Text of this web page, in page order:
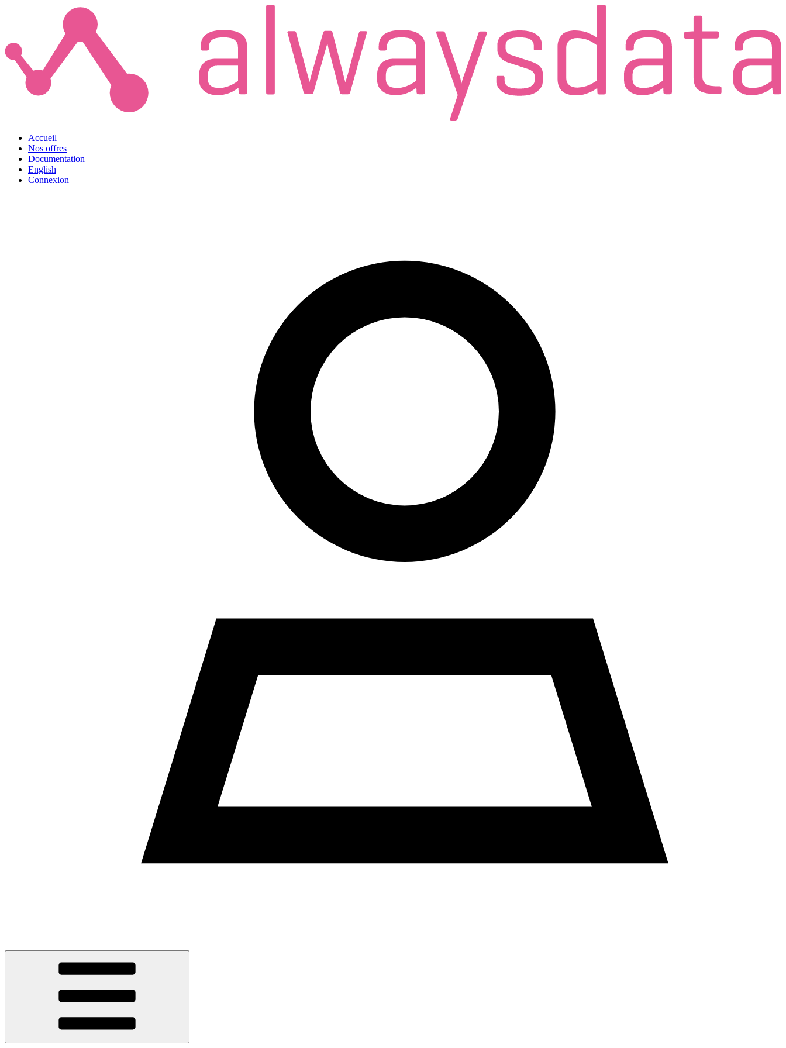
Accueil
Nos offres
Documentation
English
Connexion